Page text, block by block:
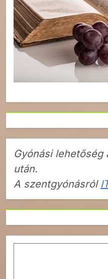
Gyónási
után.
A szentgyónásról